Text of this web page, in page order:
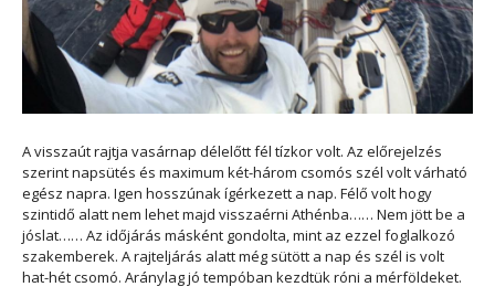
A visszaút rajtja vasárnap délelőtt fél tízkor volt. Az előrejelzés
szerint napsütés és maximum két-három csomós szél volt várható
egész napra. Igen hosszúnak ígérkezett a nap. Félő volt hogy
szintidő alatt nem lehet majd visszaérni Athénba…… Nem jött be a
jóslat…… Az időjárás másként gondolta, mint az ezzel foglalkozó
szakemberek. A rajteljárás alatt még sütött a nap és szél is volt
hat-hét csomó. Aránylag jó tempóban kezdtük róni a mérföldeket.